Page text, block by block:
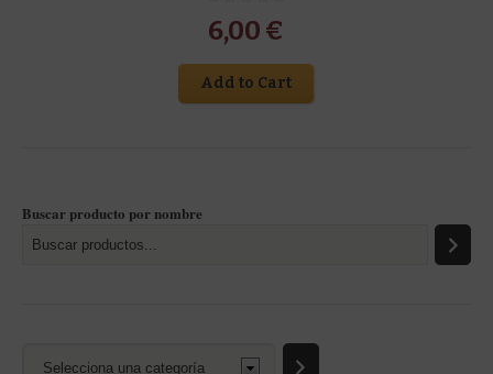
6,00 €
Add to Cart
Buscar producto por nombre